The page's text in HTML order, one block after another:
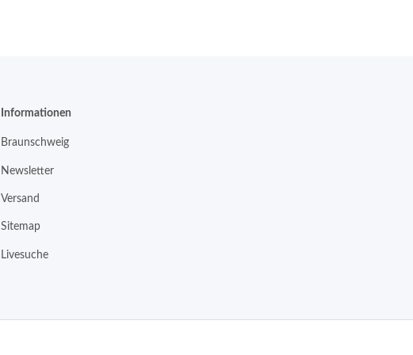
Informationen
Braunschweig
Newsletter
Versand
Sitemap
Livesuche